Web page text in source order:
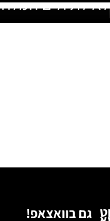
גם בוואצאפ!